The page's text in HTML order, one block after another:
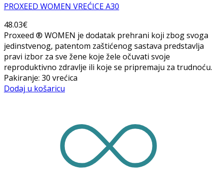
PROXEED WOMEN VREĆICE A30
48.03€
Proxeed ® WOMEN je dodatak prehrani koji zbog svoga
jedinstvenog, patentom zaštićenog sastava predstavlja
pravi izbor za sve žene koje žele očuvati svoje
reproduktivno zdravlje ili koje se pripremaju za trudnoću.
Pakiranje: 30 vrećica
Dodaj u košaricu